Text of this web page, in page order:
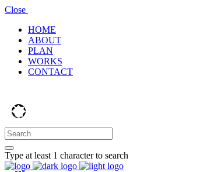
Close
HOME
ABOUT
PLAN
WORKS
CONTACT
Type at least 1 character to search